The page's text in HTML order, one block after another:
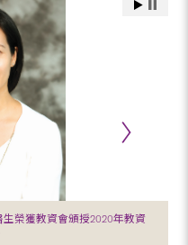
榮獲教資會頒授2020年教資